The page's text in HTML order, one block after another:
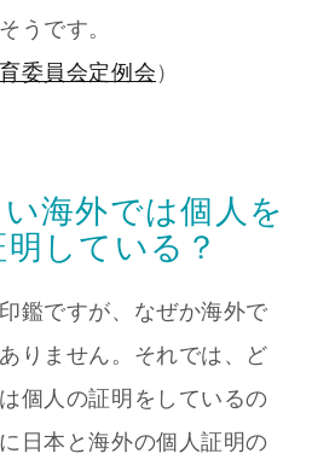
うです。
委員会定例会 ）
海外では個人を
している？
鑑ですが、なぜか海外で
りません。それでは、ど
個人の証明をしているの
日本と海外の個人証明の